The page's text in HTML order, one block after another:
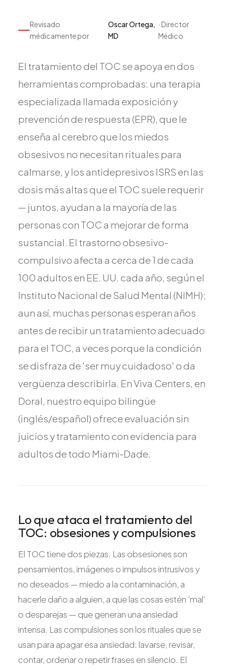
Salud del Adolescente
Salud de la Mujer
Medicina Concierge
Guía de Medicamentos
Pruebas Genéticas
Terapia IV
Pérdida de Peso
Terapia con Péptidos
Inyecciones Articulares
Neurología
TDAH
Ansiedad
Depresión
Vértigo y Mareo
Todas las Condiciones
Revisado
médicamente por
Oscar Ortega,
MD
· Director
Médico
El tratamiento del TOC se apoya en dos
herramientas comprobadas: una terapia
especializada llamada exposición y
prevención de respuesta (EPR), que le
enseña al cerebro que los miedos
obsesivos no necesitan rituales para
calmarse, y los antidepresivos ISRS en las
dosis más altas que el TOC suele requerir
— juntos, ayudan a la mayoría de las
personas con TOC a mejorar de forma
sustancial. El trastorno obsesivo-
compulsivo afecta a cerca de 1 de cada
100 adultos en EE. UU. cada año, según el
Instituto Nacional de Salud Mental (NIMH);
aun así, muchas personas esperan años
antes de recibir un tratamiento adecuado
para el TOC, a veces porque la condición
se disfraza de 'ser muy cuidadoso' o da
vergüenza describirla. En Viva Centers, en
Doral, nuestro equipo bilingüe
(inglés/español) ofrece evaluación sin
juicios y tratamiento con evidencia para
adultos de todo Miami-Dade.
Lo que ataca el tratamiento del
TOC: obsesiones y compulsiones
El TOC tiene dos piezas. Las obsesiones son
pensamientos, imágenes o impulsos intrusivos y
no deseados — miedo a la contaminación, a
hacerle daño a alguien, a que las cosas estén 'mal'
o desparejas — que generan una ansiedad
intensa. Las compulsiones son los rituales que se
usan para apagar esa ansiedad: lavarse, revisar,
contar, ordenar o repetir frases en silencio. El